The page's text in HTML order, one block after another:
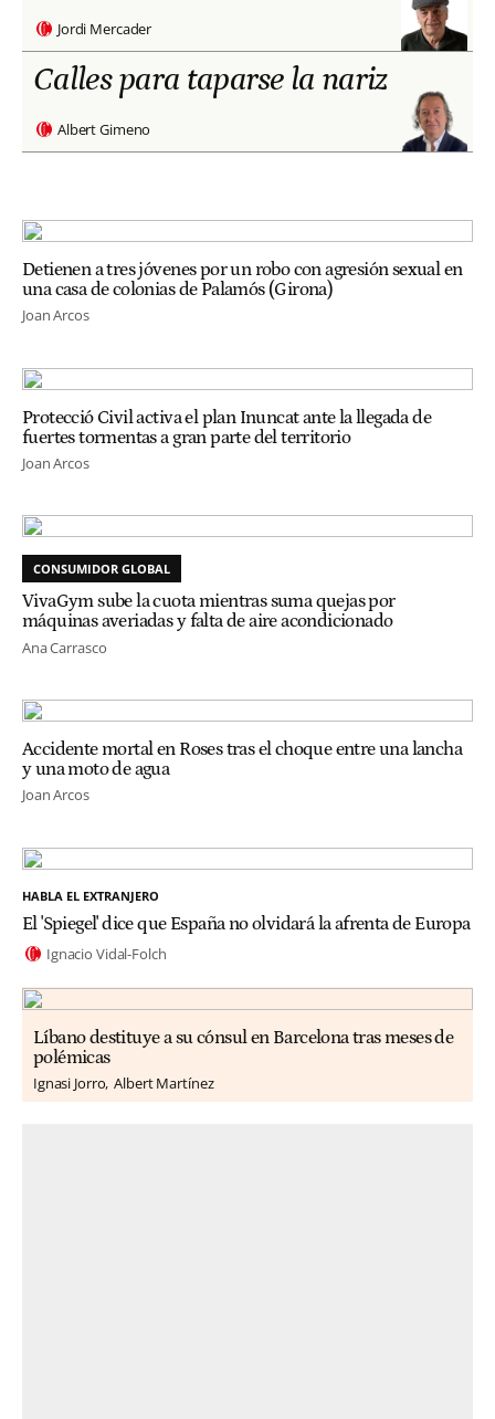
Jordi Mercader
Calles para taparse la nariz
Albert Gimeno
Detienen a tres jóvenes por un robo con agresión sexual en
una casa de colonias de Palamós (Girona)
Joan Arcos
Protecció Civil activa el plan Inuncat ante la llegada de
fuertes tormentas a gran parte del territorio
Joan Arcos
CONSUMIDOR GLOBAL
VivaGym sube la cuota mientras suma quejas por
máquinas averiadas y falta de aire acondicionado
Ana Carrasco
Accidente mortal en Roses tras el choque entre una lancha
y una moto de agua
Joan Arcos
HABLA EL EXTRANJERO
El 'Spiegel' dice que España no olvidará la afrenta de Europa
Ignacio Vidal-Folch
Líbano destituye a su cónsul en Barcelona tras meses de
polémicas
Ignasi Jorro Albert Martínez